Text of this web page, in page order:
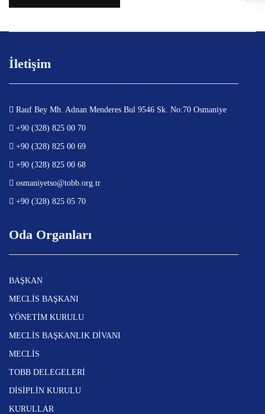
İletişim
Rauf Bey Mh. Adnan Menderes Bul 9546 Sk. No:70 Osmaniye
+90 (328) 825 00 70
+90 (328) 825 00 69
+90 (328) 825 00 68
osmaniyetso@tobb.org.tr
+90 (328) 825 05 70
Oda Organları
BAŞKAN
MECLİS BAŞKANI
YÖNETİM KURULU
MECLİS BAŞKANLIK DİVANI
MECLİS
TOBB DELEGELERİ
DİSİPLİN KURULU
KURULLAR